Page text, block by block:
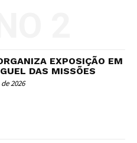
2
EXPOSIÇÃO EM
DAS MISSÕES
2026